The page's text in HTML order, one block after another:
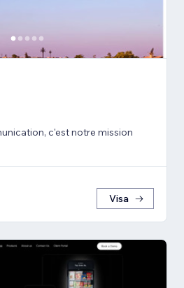
c'est notre mission
Visa